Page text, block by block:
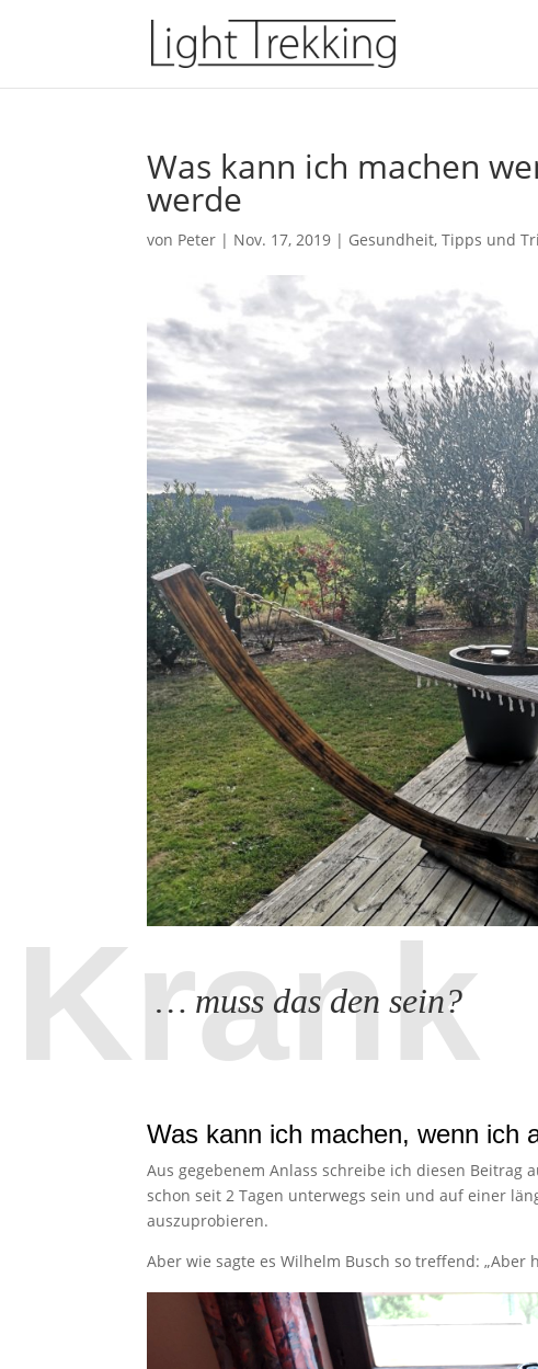
Was kann ich machen
werde
von Peter | Nov. 17, 2019 | Gesundheit,Tipps und
… muss das den sein?
Krank
Was kann ich machen, wenn ich
Aus gegebenem Anlass schreibe ich diesen Beitrag
schon seit 2 Tagen unterwegs sein und auf einer
auszuprobieren.
Aber wie sagte es Wilhelm Busch so treffend: